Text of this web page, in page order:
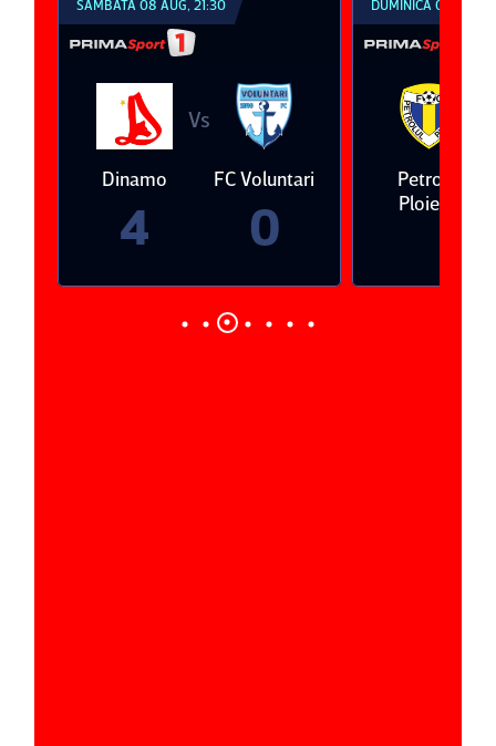
SÂMBĂTĂ 08 AUG, 21:30
Dinamo
4
Vs
FC Voluntari
0
DUMINICĂ 09 AUG,
Petrolul
Ploieşti